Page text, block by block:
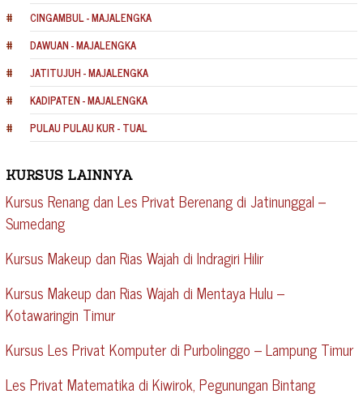
CINGAMBUL - MAJALENGKA
DAWUAN - MAJALENGKA
JATITUJUH - MAJALENGKA
KADIPATEN - MAJALENGKA
PULAU PULAU KUR - TUAL
KURSUS LAINNYA
Kursus Renang dan Les Privat Berenang di Jatinunggal –
Sumedang
Kursus Makeup dan Rias Wajah di Indragiri Hilir
Kursus Makeup dan Rias Wajah di Mentaya Hulu –
Kotawaringin Timur
Kursus Les Privat Komputer di Purbolinggo – Lampung Timur
Les Privat Matematika di Kiwirok, Pegunungan Bintang